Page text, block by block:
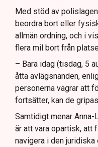
Med stöd av
beordra bort eller
allmän ordning, och i
flera mil bort från
– Bara idag (tisdag, 5
åtta avlägsnanden,
personerna vägrar att
fortsätter, kan de
Samtidigt menar
är att vara opartisk, att
navigera i den